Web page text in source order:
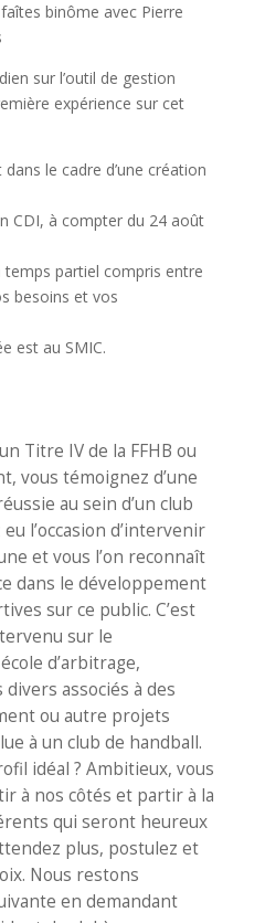
binôme avec Pierre
sur l’outil de gestion
expérience sur cet
le cadre d’une création
CDI, à compter du 24 août
partiel compris entre
besoins et vos
est au SMIC.
Titre IV de la FFHB ou
vous témoignez d’une
au sein d’un club
l’occasion d’intervenir
et vous l’on reconnaît
dans le développement
sur ce public. C’est
sur le
d’arbitrage,
associés à des
ou autre projets
à un club de handball.
idéal ? Ambitieux, vous
à nos côtés et partir à la
qui seront heureux
plus, postulez et
Nous restons
en demandant